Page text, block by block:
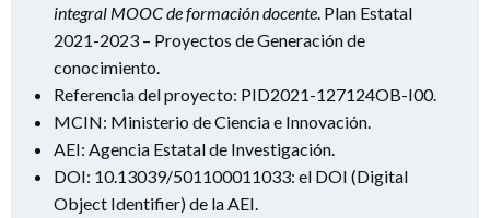
integral MOOC de formación docente . Plan Estatal
2021-2023 – Proyectos de Generación de
conocimiento.
Referencia del proyecto: PID2021-127124OB-I00.
MCIN: Ministerio de Ciencia e Innovación.
AEI: Agencia Estatal de Investigación.
DOI: 10.13039/501100011033: el DOI (Digital
Object Identifier) de la AEI.